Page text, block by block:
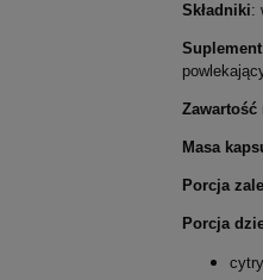
Składniki:
Zawartość
Masa
Porcja
Porcja